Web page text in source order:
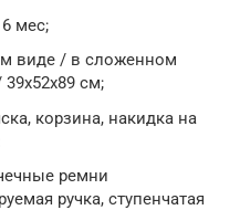
мес;
виде / в сложенном
см;
корзина, накидка на
ремни
ручка, ступенчатая